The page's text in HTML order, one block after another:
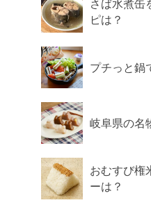
さば水煮缶
ピは？
プチっと鍋
岐阜県の名
おむすび権
ーは？